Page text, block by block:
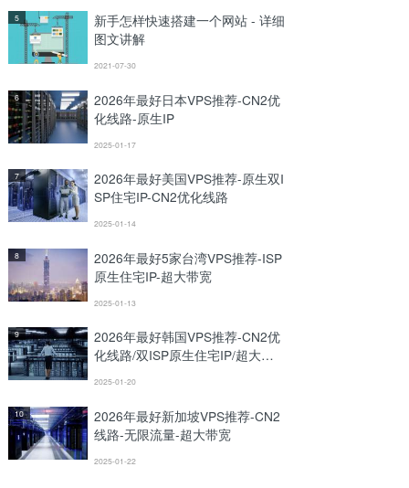
5
新手怎样快速搭建一个网站 - 详细
图文讲解
2021-07-30
6
2026年最好日本VPS推荐-CN2优
化线路-原生IP
2025-01-17
7
2026年最好美国VPS推荐-原生双I
SP住宅IP-CN2优化线路
2025-01-14
8
2026年最好5家台湾VPS推荐-ISP
原生住宅IP-超大带宽
2025-01-13
9
2026年最好韩国VPS推荐-CN2优
化线路/双ISP原生住宅IP/超大带
2025-01-20
10
2026年最好新加坡VPS推荐-CN2
线路-无限流量-超大带宽
2025-01-22